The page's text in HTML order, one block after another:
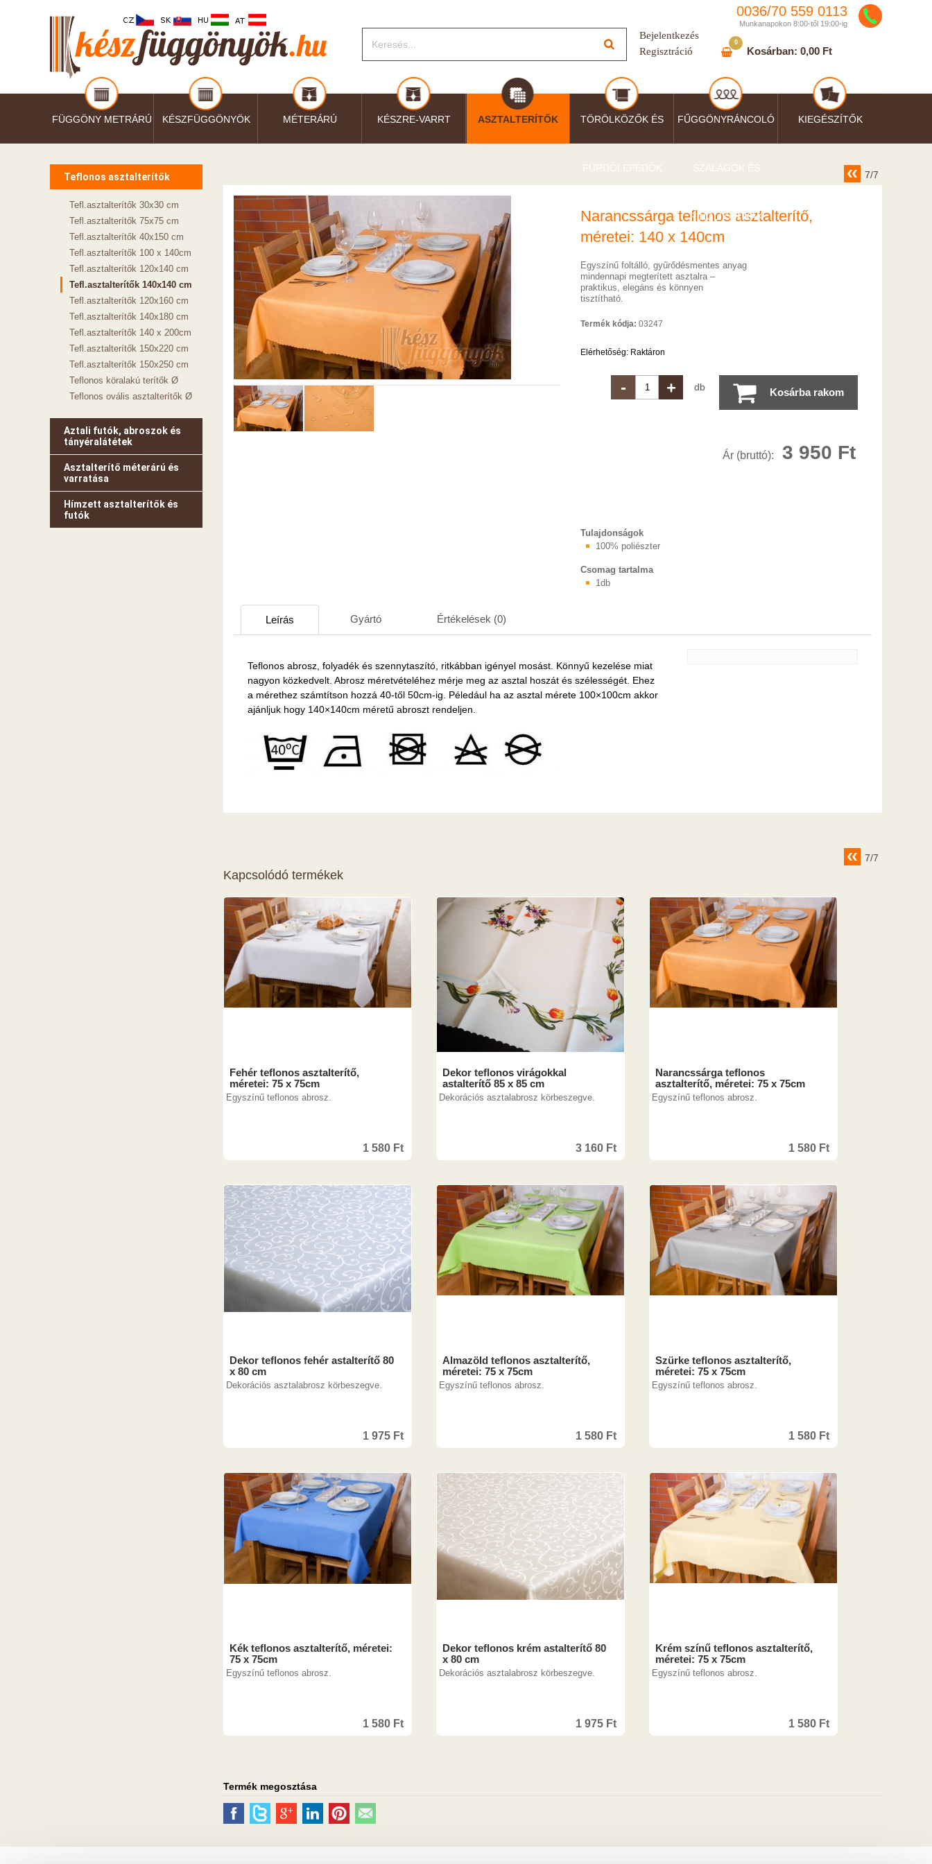
0036/70 559 0113
Munkanapokon 8:00-től 19:00-ig
Bejelentkezés
Regisztráció
Kosárban: 0,00 Ft
0
FÜGGÖNY METRÁRÚ KÉSZFÜGGÖNYÖK MÉTERÁRÚ KÉSZRE-VARRT ASZTALTERÍTŐK TÖRÖLKÖZŐK ÉS
FÜRDŐLEPEDŐK
FŰGGÖNYRÁNCOLÓ
SZALAGOK ÉS
RINGLIKARIKÁK
KIEGÉSZÍTŐK
Teflonos asztalterítők
Tefl.asztalterítők 30x30 cm
Tefl.asztalterítők 75x75 cm
Tefl.asztalterítők 40x150 cm
Tefl.asztalterítők 100 x 140cm
Tefl.asztalterítők 120x140 cm
Tefl.asztalterítők 140x140 cm
Tefl.asztalterítők 120x160 cm
Tefl.asztalterítők 140x180 cm
Tefl.asztalterítők 140 x 200cm
Tefl.asztalterítők 150x220 cm
Tefl.asztalterítők 150x250 cm
Teflonos köralakú terítők Ø
Teflonos ovális asztalterítők Ø
Aztali futók, abroszok és
tányéralátétek
Asztalterítő méterárú és
varratása
Hímzett asztalterítők és
futók
7/7
Narancssárga teflonos asztalterítő,
méretei: 140 x 140cm
Egyszínű foltálló, gyűrődésmentes anyag
mindennapi megterített asztalra –
praktikus, elegáns és könnyen
tisztítható.
Termék kódja: 03247
Elérhetőség: Raktáron
- + db Kosárba rakom
Ár (bruttó): 3 950 Ft
Tulajdonságok
100% poliészter
Csomag tartalma
1db
Leírás Gyártó Értékelések (0)
Teflonos abrosz, folyadék és szennytaszító, ritkábban igényel mosást. Könnyű kezelése miat
nagyon közkedvelt. Abrosz méretvételéhez mérje meg az asztal hoszát és szélességét. Ehez
a mérethez számtítson hozzá 40-től 50cm-ig. Péledául ha az asztal mérete 100×100cm akkor
ajánljuk hogy 140×140cm méretű abroszt rendeljen.
7/7
Kapcsolódó termékek
Fehér teflonos asztalterítő,
méretei: 75 x 75cm
Egyszínű teflonos abrosz.
1 580 Ft
Dekor teflonos virágokkal
astalterítő 85 x 85 cm
Dekorációs asztalabrosz körbeszegve.
3 160 Ft
Narancssárga teflonos
asztalterítő, méretei: 75 x 75cm
Egyszínű teflonos abrosz.
1 580 Ft
Dekor teflonos fehér astalterítő 80
x 80 cm
Dekorációs asztalabrosz körbeszegve.
1 975 Ft
Almazöld teflonos asztalterítő,
méretei: 75 x 75cm
Egyszínű teflonos abrosz.
1 580 Ft
Szürke teflonos asztalterítő,
méretei: 75 x 75cm
Egyszínű teflonos abrosz.
1 580 Ft
Kék teflonos asztalterítő, méretei:
75 x 75cm
Egyszínű teflonos abrosz.
1 580 Ft
Dekor teflonos krém astalterítő 80
x 80 cm
Dekorációs asztalabrosz körbeszegve.
1 975 Ft
Krém színű teflonos asztalterítő,
méretei: 75 x 75cm
Egyszínű teflonos abrosz.
1 580 Ft
Termék megosztása